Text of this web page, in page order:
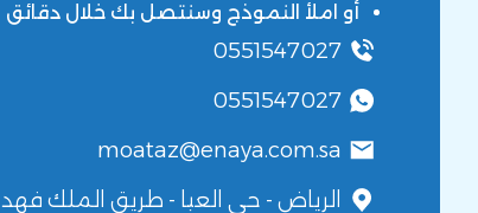
أو املأ النموذج وسنتصل بك خلال دقائق
0551547027
0551547027
moataz@enaya.com.sa
الرياض - حى العيا - طريق الملك فهد